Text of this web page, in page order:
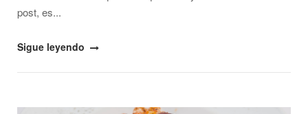
post, es...
"Visita
Sigue leyendo
Open post